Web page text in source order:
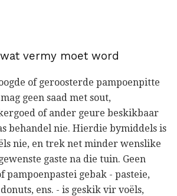
vermy moet word
of geroosterde pampoenpitte
geen saad met sout,
of ander geure beskikbaar
behandel nie. Hierdie bymiddels is
nie, en trek net minder wenslike
gaste na die tuin. Geen
pampoenpastei gebak - pasteie,
ens. - is geskik vir voëls,